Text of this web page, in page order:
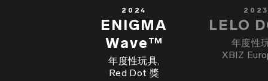
2024
ENIGMA
Wave™
年度性玩具,
Red Dot 獎
2023
LELO
年度性
XBIZ